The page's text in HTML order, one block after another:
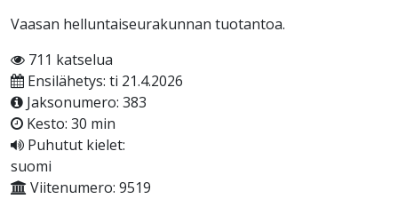
Vaasan helluntaiseurakunnan tuotantoa.
711 katselua
Ensilähetys: ti 21.4.2026
Jaksonumero: 383
Kesto: 30 min
Puhutut kielet:
suomi
Viitenumero: 9519